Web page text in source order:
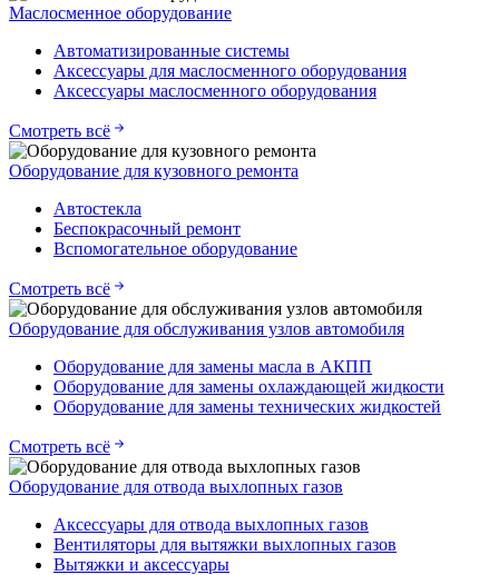
Маслосменное оборудование
Автоматизированные системы
Аксессуары для маслосменного оборудования
Аксессуары маслосменного оборудования
Смотреть всё
Оборудование для кузовного ремонта
Автостекла
Беспокрасочный ремонт
Вспомогательное оборудование
Смотреть всё
Оборудование для обслуживания узлов автомобиля
Оборудование для замены масла в АКПП
Оборудование для замены охлаждающей жидкости
Оборудование для замены технических жидкостей
Смотреть всё
Оборудование для отвода выхлопных газов
Аксессуары для отвода выхлопных газов
Вентиляторы для вытяжки выхлопных газов
Вытяжки и аксессуары